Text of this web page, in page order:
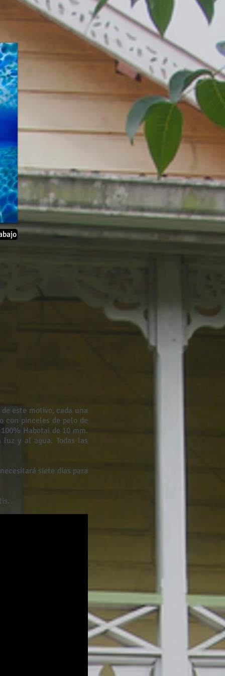
este motivo, cada una
con pinceles de pelo de
Habotai de 10 mm.
y al agua. Todas las
siete días para